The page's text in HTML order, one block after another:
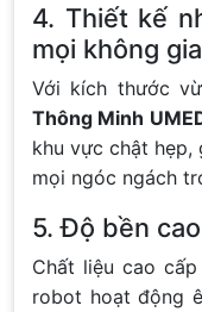
4. Thiết kế
mọi không
Với kích thước
Thông Minh
khu vực chật hẹp,
mọi ngóc ngách
5. Độ bền
Chất liệu cao
robot hoạt động